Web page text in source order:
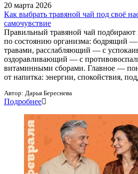
20 марта 2026
Как выбрать травяной чай под своё
самочувствие
Правильный травяной чай подбирают
по состоянию организма: бодрящий
травами, расслабляющий — с
оздоравливающий — с
витаминными сборами. Главное —
от напитка: энергии, спокойствия,
Автор: Дарья Береснева
Подробнее